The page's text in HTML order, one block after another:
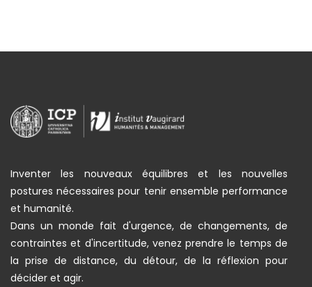
Inventer les nouveaux équilibres et les nouvelles
postures nécessaires pour tenir ensemble performance
et humanité.
Dans un monde fait d'urgence, de changements, de
contraintes et d'incertitude, venez prendre le temps de
la prise de distance, du détour, de la réflexion pour
décider et agir.